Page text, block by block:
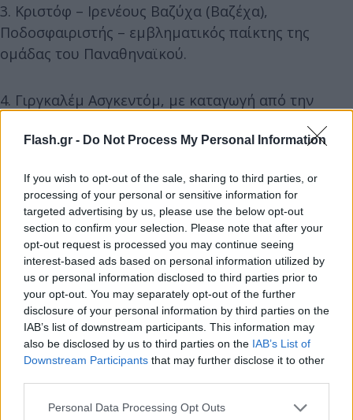
Flash.gr - Do Not Process My Personal Information
If you wish to opt-out of the sale, sharing to third parties, or
processing of your personal or sensitive information for
targeted advertising by us, please use the below opt-out
section to confirm your selection. Please note that after your
opt-out request is processed you may continue seeing
interest-based ads based on personal information utilized by
us or personal information disclosed to third parties prior to
your opt-out. You may separately opt-out of the further
disclosure of your personal information by third parties on the
IAB’s list of downstream participants. This information may
also be disclosed by us to third parties on the IAB’s List of
Downstream Participants that may further disclose it to other
Please note that this website/app uses one or more Google
Personal Data Processing Opt Outs
3. Κριστόφ – Ιρενέους Βαζύχα (Βαζέχα),
Ποδοσφαιριστής – εμβληματικός παίκτης της
ομάδας του Παναθηναϊκού.
4. Γιργκαλέμ Ασγκεντόμ, με καταγωγή από την
ως μεταφράστρια στο Διεθνή Οργανισμό
5. Κωνσταντίνος Πολίτης, ιεροψάλτης και Πρόεδρος
Ομοσπονδίας Συλλόγων Ιεροψαλτών Ελλάδος.
6. Βασίλης Καραμητσάνης, ο συνδημιουργός και
πρόεδρος του Animasyros.
7. Αντώνης Βασιλογιαννακόπουλος, Ιατρός
διευθυντής κλινικής στο Νοσοκομείο Ντυνάν.
8. Βαγγέλης Προβιάς, Συγγραφέας.